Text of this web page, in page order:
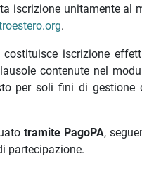
iscrizione unitamente al
.
iscrizione
contenute nel
per soli fini di
tramite PagoPA,
partecipazione.